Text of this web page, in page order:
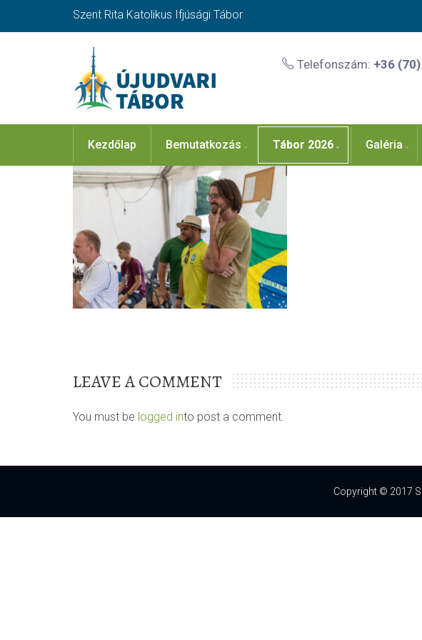
Szent Rita Katolikus Ifjúsági Tábor
Telefonszám: +36
Kezdőlap Bemutatkozás Tábor 2026 Galéria
LEAVE A COMMENT
You must be logged into post a comment.
Copyright © 2017